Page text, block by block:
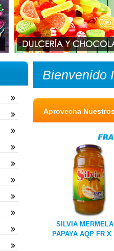
Bienvenido
Aprovecha
SILVIA
PAPAYA AQP FR X